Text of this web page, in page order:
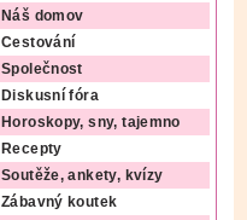
Náš domov
Cestování
Společnost
Diskusní fóra
Horoskopy, sny, tajemno
Recepty
Soutěže, ankety, kvízy
Zábavný koutek